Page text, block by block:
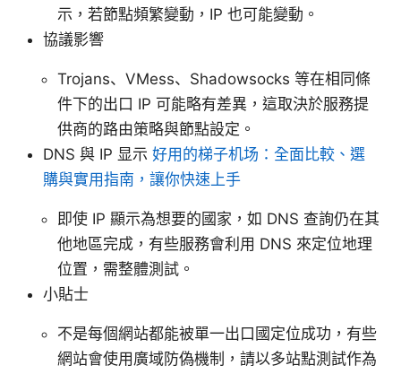
示，若節點頻繁變動，IP 也可能變動。
協議影響
Trojans、VMess、Shadowsocks 等在相同條
件下的出口 IP 可能略有差異，這取決於服務提
供商的路由策略與節點設定。
DNS 與 IP 显示 好用的梯子机场：全面比較、選
購與實用指南，讓你快速上手
即使 IP 顯示為想要的國家，如 DNS 查詢仍在其
他地區完成，有些服務會利用 DNS 來定位地理
位置，需整體測試。
小貼士
不是每個網站都能被單一出口國定位成功，有些
網站會使用廣域防偽機制，請以多站點測試作為